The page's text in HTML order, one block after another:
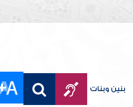
بنين وبنات